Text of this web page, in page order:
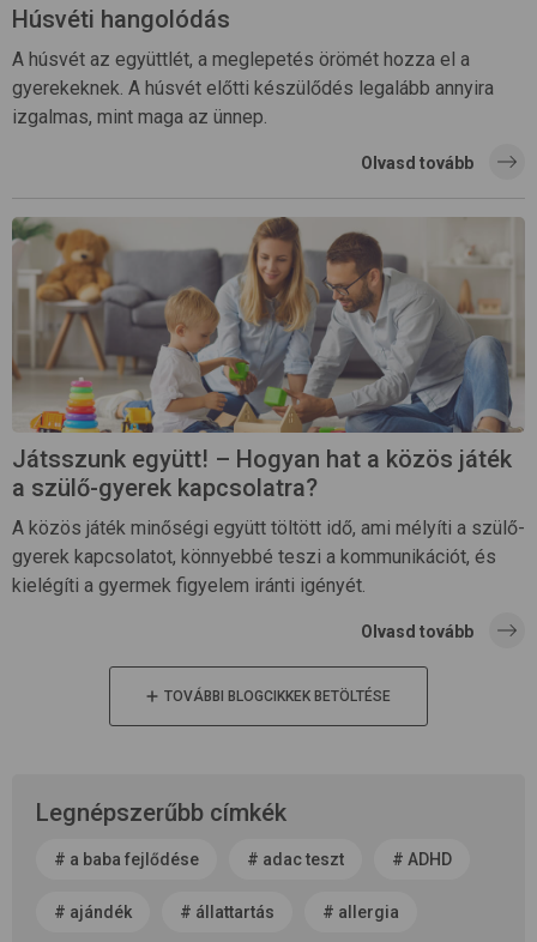
Húsvéti hangolódás
A húsvét az együttlét, a meglepetés örömét hozza el a
gyerekeknek. A húsvét előtti készülődés legalább annyira
izgalmas, mint maga az ünnep.
Olvasd tovább
Játsszunk együtt! – Hogyan hat a közös játék
a szülő-gyerek kapcsolatra?
A közös játék minőségi együtt töltött idő, ami mélyíti a szülő-
gyerek kapcsolatot, könnyebbé teszi a kommunikációt, és
kielégíti a gyermek figyelem iránti igényét.
Olvasd tovább
TOVÁBBI BLOGCIKKEK BETÖLTÉSE
Legnépszerűbb címkék
# a baba fejlődése # adac teszt # ADHD
# ajándék # állattartás # allergia